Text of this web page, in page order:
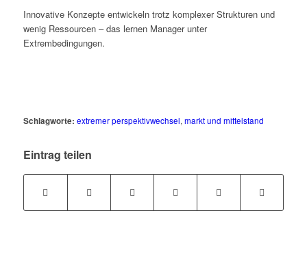
Innovative Konzepte entwickeln trotz komplexer Strukturen und
wenig Ressourcen – das lernen Manager unter
Extrembedingungen.
Schlagworte: extremer perspektivwechsel, markt und mittelstand
Eintrag teilen